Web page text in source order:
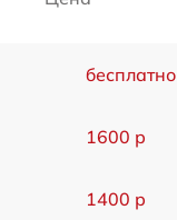
бесплатно
1600 р
1400 р